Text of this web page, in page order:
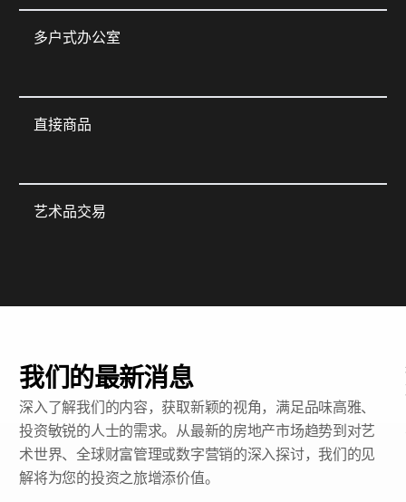
多户式办公室
直接商品
艺术品交易
我们的最新消息
深入了解我们的内容，获取新颖的视角，满足品味高雅、
投资敏锐的人士的需求。从最新的房地产市场趋势到对艺
术世界、全球财富管理或数字营销的深入探讨，我们的见
解将为您的投资之旅增添价值。